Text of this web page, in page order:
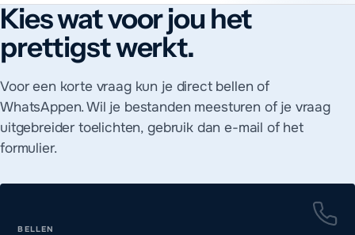
Hoe neem je contact op met MADA Tech?
Je bereikt MADA Tech op 0592 700 221, via WhatsApp of
We bellen of appen je op een moment dat jou uitkomt, ook
Kies wat voor jou het
prettigst werkt.
Voor een korte vraag kun je direct bellen of
WhatsAppen. Wil je bestanden meesturen of je vraag
uitgebreider toelichten, gebruik dan e-mail of het
formulier.
BELLEN